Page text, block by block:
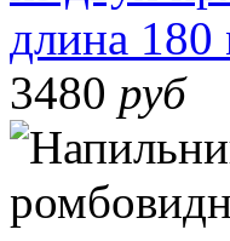
длина
3480 руб